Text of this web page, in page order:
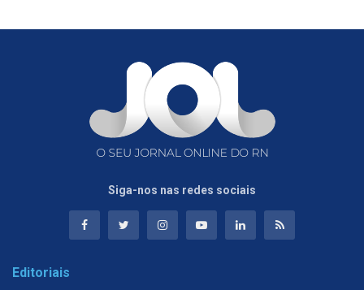
Siga-nos nas redes sociais
Editoriais